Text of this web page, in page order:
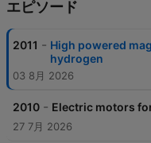
エピソード
2011 - High powered
hydrogen
03 8月 2026
2010 - Electric motors
27 7月 2026